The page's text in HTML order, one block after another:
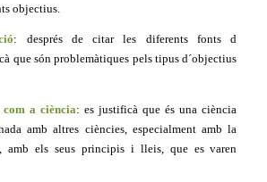
objectius.
: després de citar les diferents fonts d
que són problemàtiques pels tipus d´objectius
a ciència: es justificà que és una ciència
amb altres ciències, especialment amb la
amb els seus principis i lleis, que es varen